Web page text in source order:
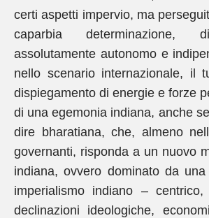
certi aspetti impervio, ma
caparbia
assolutamente autonomo e
nello scenario internazionale, il
dispiegamento di energie e forze
di una egemonia indiana, anche
dire bharatiana, che, almeno
governanti, risponda a un nuovo
indiana, ovvero dominato da
imperialismo indiano –
declinazioni ideologiche,